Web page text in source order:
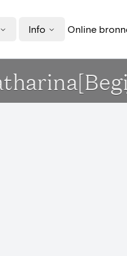
Info Online